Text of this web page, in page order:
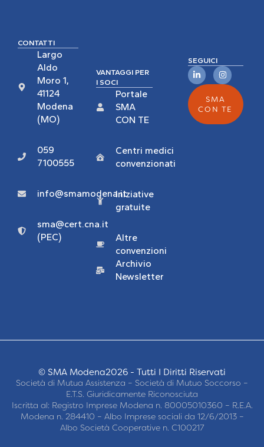
CONTATTI
Largo
Aldo
Moro 1,
41124
Modena
(MO)
059
7100555
info@smamodena.it
sma@cert.cna.it
(PEC)
VANTAGGI PER
I SOCI
Portale
SMA
CON TE
Centri medici
convenzionati
Iniziative
gratuite
Altre
convenzioni
Archivio
Newsletter
SEGUICI
SMA
CON TE
© SMA Modena2026 - Tutti I Diritti Riservati
Società di Mutua Assistenza – Società di Mutuo Soccorso –
E.T.S. Giuridicamente Riconosciuta
Iscritta al: Registro Imprese Modena n. 80005010360 – R.E.A.
Modena n. 284410 – Albo Imprese sociali da 12/6/2013 –
Albo Società Cooperative n. C100217